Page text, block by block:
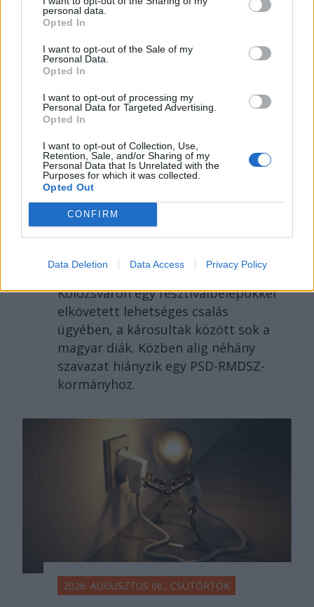
personal data.
Opted In
I want to opt-out of the Sale of my
Personal Data.
Opted In
I want to opt-out of processing my
Personal Data for Targeted Advertising.
Opted In
I want to opt-out of Collection, Use,
Retention, Sale, and/or Sharing of my
Personal Data that Is Unrelated with the
Purposes for which it was collected.
Opted Out
CONFIRM
Data Deletion Data Access Privacy Policy
Több száz embert
verhetett át Untold-
belépőkkel egy
kolozsvári férfi – hírek
A rendőrség vizsgálódik
Kolozsváron egy fesztiválbelépőkkel
elkövetett lehetséges csalás
ügyében, a károsultak között sok a
magyar diák. Közben alig néhány
szavazat hiányzik egy PSD-RMDSZ-
kormányhoz.
2026. AUGUSZTUS 06., CSÜTÖRTÖK